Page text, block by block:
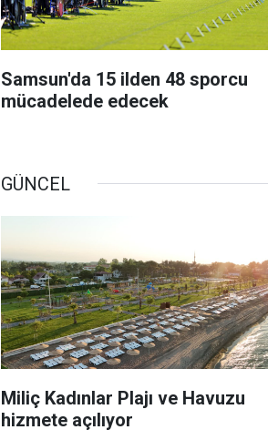
Samsun'da 15 ilden 48 sporcu
mücadelede edecek
GÜNCEL
Miliç Kadınlar Plajı ve Havuzu
hizmete açılıyor